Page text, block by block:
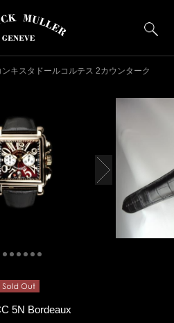
ンキスタドールコルテス 2カウンターク
5N Bordeaux